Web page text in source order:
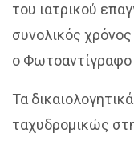
του ιατρικού
συνολικός
o Φωτοαντίγραφο
Τα
ταχυδρομικώς